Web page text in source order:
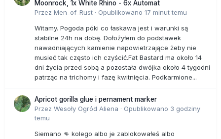
Moonrock, 1x White Rhino - 6x Automat
Przez Men_of_Rust · Opublikowano 17 minut temu
Witamy. Pogoda póki co łaskawa jest i warunki są
stabilne 24h na dobę. Dołożyłem do podstawek
nawadniających kamienie napowietrzające żeby nie
musieć tak często ich czyścić.Fat Bastard ma około 14
dni życia przed sobą a pozostała dwójka około 4 tygodni
patrząc na trichomy i fazę kwitnięcia. Podkarmione...
Apricot gorilla glue i pernament marker
Przez Wesoły Ogród Aliena · Opublikowano 3 godziny
temu
Siemano 👊 kolego albo je zablokowałeś albo